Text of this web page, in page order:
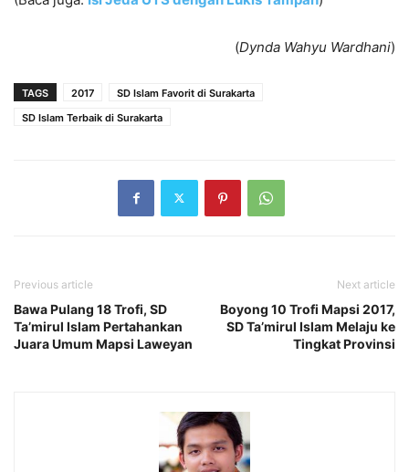
(Dynda Wahyu Wardhani)
TAGS 2017
SD Islam Favorit di Surakarta
SD Islam Terbaik di Surakarta
Previous article
Bawa Pulang 18 Trofi, SD
Ta’mirul Islam Pertahankan
Juara Umum Mapsi Laweyan
Next article
Boyong 10 Trofi Mapsi 2017,
SD Ta’mirul Islam Melaju ke
Tingkat Provinsi